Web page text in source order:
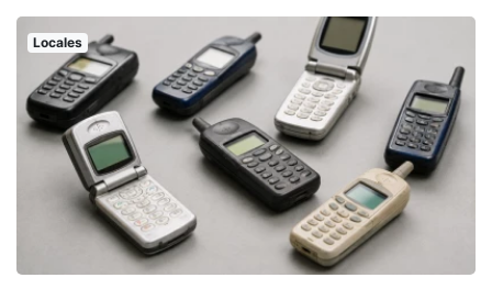
Locales